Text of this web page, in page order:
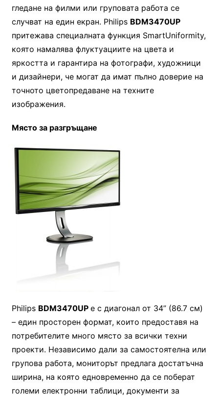
гледане на филми или груповата работа се
случват на един екран. Philips BDM3470UP
притежава специалната функция SmartUniformity,
която намалява флуктуациите на цвета и
яркостта и гарантира на фотографи, художници
и дизайнери, че могат да имат пълно доверие на
точното цветопредаване на техните
изображения.
Място за разгръщане
Philips BDM3470UP е с диагонал от 34” (86.7 см)
– един просторен формат, които предоставя на
потребителите много място за всички техни
проекти. Независимо дали за самостоятелна или
групова работа, мониторът предлага достатъчна
ширина, на която едновременно да се поберат
големи електронни таблици, документи за